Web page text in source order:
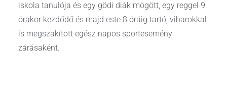
iskola tanulója és egy gödi diák mögött, egy reggel 9
órakor kezdődő és majd este 8 óráig tartó, viharokkal
is megszakított egész napos sportesemény
zárásaként.